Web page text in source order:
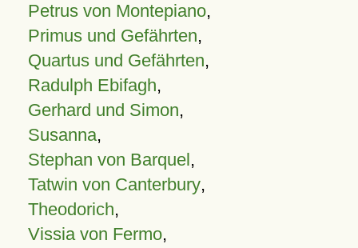
Petrus von Montepiano,
Primus und Gefährten,
Quartus und Gefährten,
Radulph Ebifagh,
Gerhard und Simon,
Susanna,
Stephan von Barquel,
Tatwin von Canterbury,
Theodorich,
Vissia von Fermo,